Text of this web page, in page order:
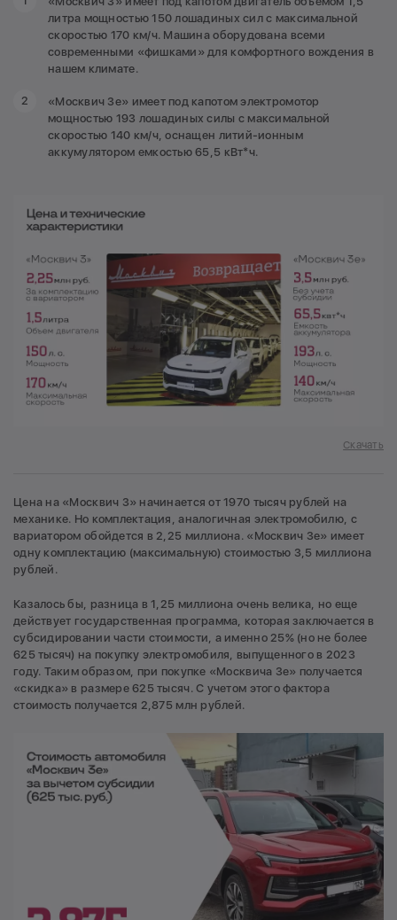
литра мощностью 150 лошадиных сил с максимальной
скоростью 170 км/ч. Машина оборудована всеми
современными «фишками» для комфортного вождения в
нашем климате.
«Москвич 3е» имеет под капотом электромотор
мощностью 193 лошадиных силы с максимальной
скоростью 140 км/ч, оснащен литий-ионным
аккумулятором емкостью 65,5 кВт*ч.
Скачать
Цена на «Москвич 3» начинается от 1970 тысяч рублей на
механике. Но комплектация, аналогичная электромобилю, с
вариатором обойдется в 2,25 миллиона. «Москвич 3е» имеет
одну комплектацию (максимальную) стоимостью 3,5 миллиона
рублей.
Казалось бы, разница в 1,25 миллиона очень велика, но еще
действует государственная программа, которая заключается в
субсидировании части стоимости, а именно 25% (но не более
625 тысяч) на покупку электромобиля, выпущенного в 2023
году. Таким образом, при покупке «Москвича 3е» получается
«скидка» в размере 625 тысяч. С учетом этого фактора
стоимость получается 2,875 млн рублей.